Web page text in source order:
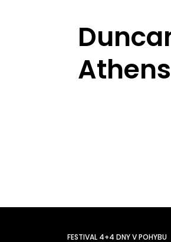
Athens
FESTIVAL 4+4 DNY V POHYBU